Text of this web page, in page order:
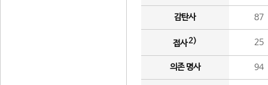
감탄사 87
접사2) 25
의존 명사 94